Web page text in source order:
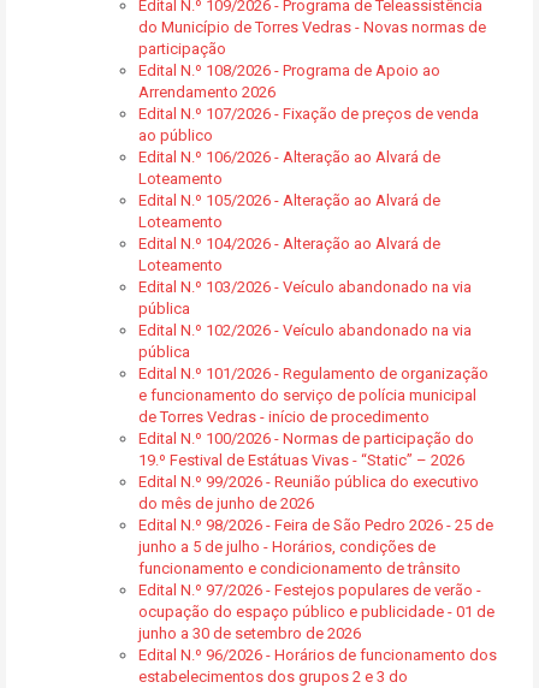
Edital N.º 109/2026 - Programa de Teleassistência
do Município de Torres Vedras - Novas normas de
participação
Edital N.º 108/2026 - Programa de Apoio ao
Arrendamento 2026
Edital N.º 107/2026 - Fixação de preços de venda
ao público
Edital N.º 106/2026 - Alteração ao Alvará de
Loteamento
Edital N.º 105/2026 - Alteração ao Alvará de
Loteamento
Edital N.º 104/2026 - Alteração ao Alvará de
Loteamento
Edital N.º 103/2026 - Veículo abandonado na via
pública
Edital N.º 102/2026 - Veículo abandonado na via
pública
Edital N.º 101/2026 - Regulamento de organização
e funcionamento do serviço de polícia municipal
de Torres Vedras - início de procedimento
Edital N.º 100/2026 - Normas de participação do
19.º Festival de Estátuas Vivas - “Static” – 2026
Edital N.º 99/2026 - Reunião pública do executivo
do mês de junho de 2026
Edital N.º 98/2026 - Feira de São Pedro 2026 - 25 de
junho a 5 de julho - Horários, condições de
funcionamento e condicionamento de trânsito
Edital N.º 97/2026 - Festejos populares de verão -
ocupação do espaço público e publicidade - 01 de
junho a 30 de setembro de 2026
Edital N.º 96/2026 - Horários de funcionamento dos
estabelecimentos dos grupos 2 e 3 do